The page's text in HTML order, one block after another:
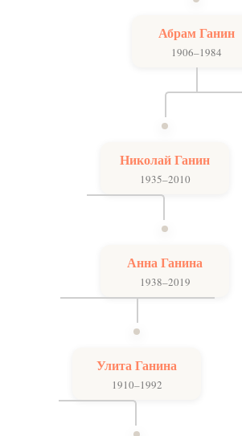
Абрам Ганин
1906–1984
Николай Ганин
1935–2010
Анна Ганина
1938–2019
Улита Ганина
1910–1992